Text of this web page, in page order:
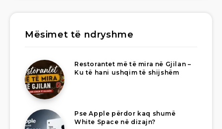
Mësimet të ndryshme
Restorantet më të mira në Gjilan –
Ku të hani ushqim të shijshëm
Pse Apple përdor kaq shumë
White Space në dizajn?